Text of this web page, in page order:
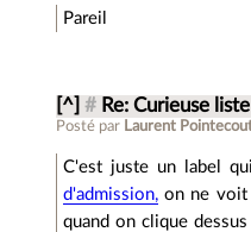
Pareil
[^] # Re: Curieuse liste
Posté par Laurent
C'est juste un label
d'admission, on ne voit
quand on clique